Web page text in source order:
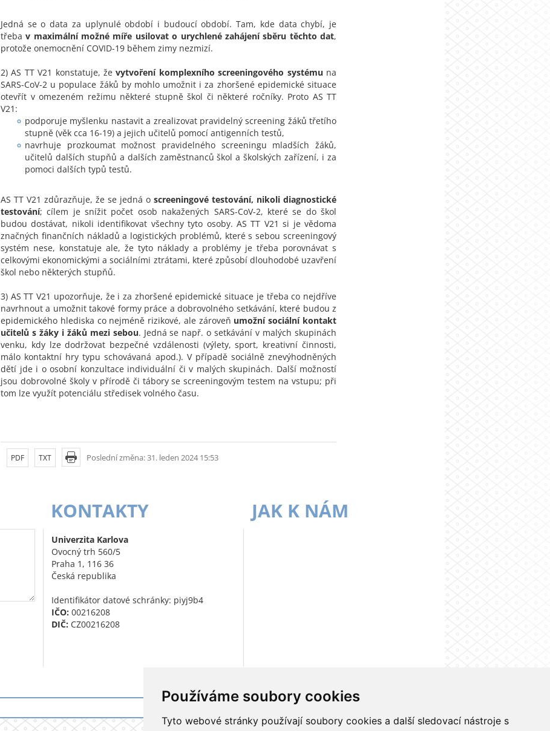
Používáme soubory cookies
Tyto webové stránky používají soubory cookies a další sledovací nástroje s
Jedná se o data za uplynulé období i budoucí období. Tam, kde data chybí, je
třebav maximální možné míře usilovat o urychlené zahájení sběru těchto dat,
protože onemocnění COVID-19 během zimy nezmizí.
2) AS TT V21 konstatuje, že vytvoření komplexního screeningového systému na
SARS-CoV-2 u populace žáků by mohlo umožnit i za zhoršené epidemické situace
otevřít v omezeném režimu některé stupně škol či některé ročníky. Proto AS TT
V21:
podporuje myšlenku nastavit a zrealizovat pravidelný screening žáků třetího
stupně (věk cca 16-19) a jejich učitelů pomocí antigenních testů,
navrhuje prozkoumat možnost pravidelného screeningu mladších žáků,
učitelů dalších stupňů a dalších zaměstnanců škol a školských zařízení, i za
pomoci dalších typů testů.
AS TT V21 zdůrazňuje, že se jedná o screeningové testování, nikoli diagnostické
testování; cílem je snížit počet osob nakažených SARS-CoV-2, které se do škol
budou dostávat, nikoli identifikovat všechny tyto osoby. AS TT V21 si je vědoma
značných finančních nákladů a logistických problémů, které s sebou screeningový
systém nese, konstatuje ale, že tyto náklady a problémy je třeba porovnávat s
celkovými ekonomickými a sociálními ztrátami, které způsobí dlouhodobé uzavření
škol nebo některých stupňů.
3) AS TT V21 upozorňuje, že i za zhoršené epidemické situace je třeba co nejdříve
navrhnout a umožnit takové formy práce a dobrovolného setkávání, které budou z
epidemického hlediska co nejméně rizikové, ale zároveň umožní sociální kontakt
učitelů s žáky i žáků mezi sebou. Jedná se např. o setkávání v malých skupinách
venku, kdy lze dodržovat bezpečné vzdálenosti (výlety, sport, kreativní činnosti,
málo kontaktní hry typu schovávaná apod.). V případě sociálně znevýhodněných
dětí jde i o osobní konzultace individuální či v malých skupinách. Další možností
jsou dobrovolné školy v přírodě či tábory se screeningovým testem na vstupu; při
tom lze využít potenciálu středisek volného času.
Poslední změna: 31. leden 2024 15:53
PDF TXT
KONTAKTY
Univerzita Karlova
Ovocný trh 560/5
Praha 1, 116 36
Česká republika
Identifikátor datové schránky: piyj9b4
IČO: 00216208
DIČ: CZ00216208
JAK K NÁM
Přihlášení do informačního systému UK